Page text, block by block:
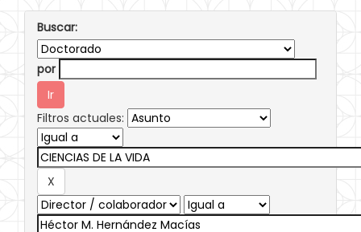
Buscar:
por
Filtros actuales: